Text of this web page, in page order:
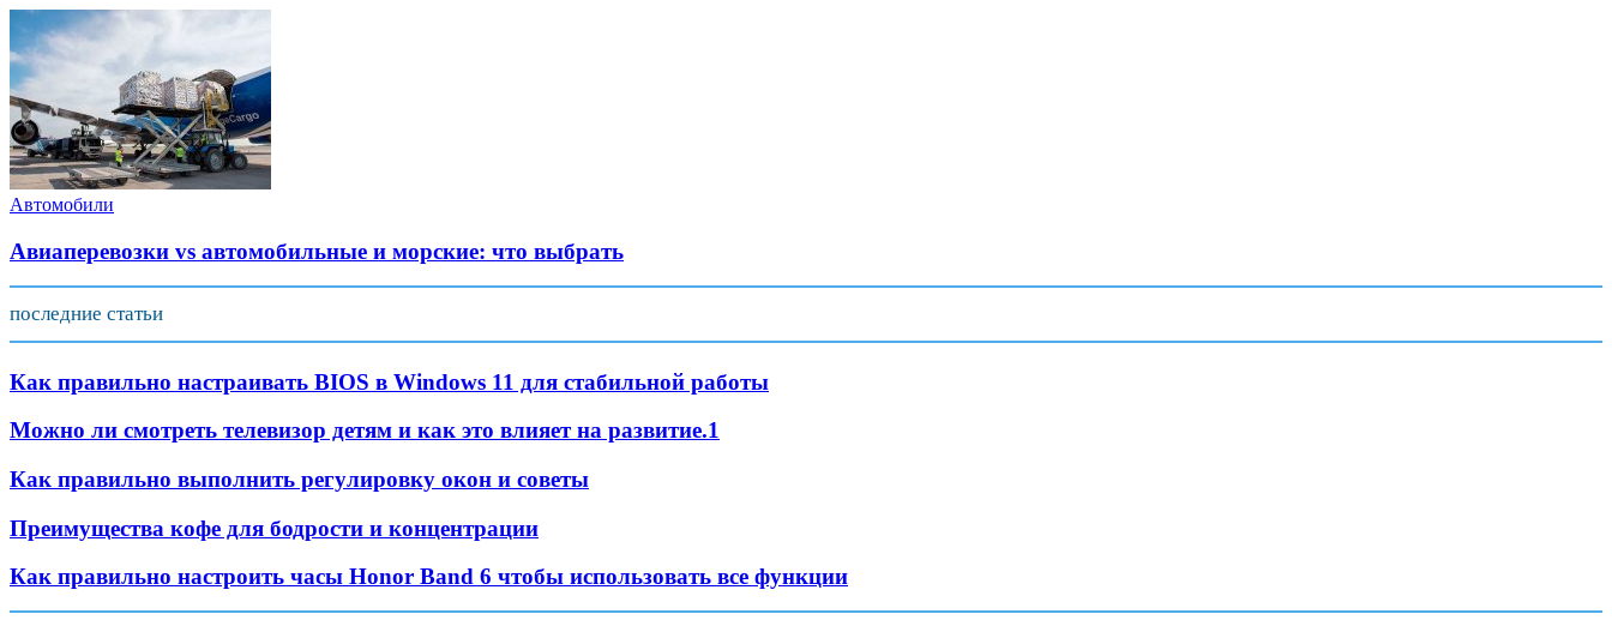
Автомобили
Авиаперевозки vs автомобильные и морские: что выбрать
последние статьи
Как правильно настраивать BIOS в Windows 11 для стабильной работы
Можно ли смотреть телевизор детям и как это влияет на развитие.1
Как правильно выполнить регулировку окон и советы
Преимущества кофе для бодрости и концентрации
Как правильно настроить часы Honor Band 6 чтобы использовать все функции